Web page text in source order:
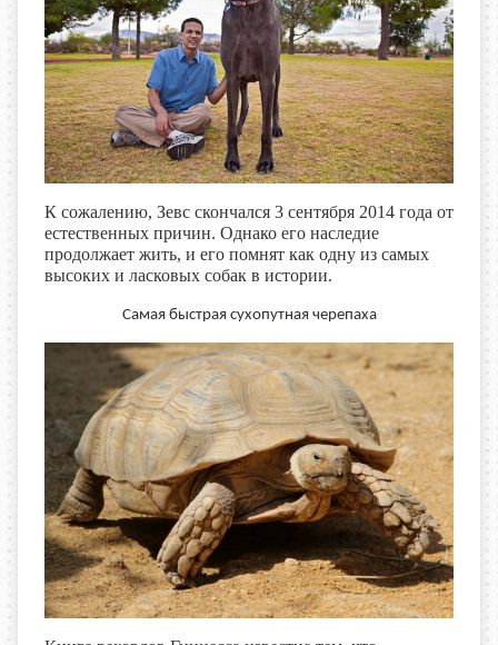
К сожалению, Зевс скончался 3 сентября 2014 года от
естественных причин. Однако его наследие
продолжает жить, и его помнят как одну из самых
высоких и ласковых собак в истории.
Самая быстрая сухопутная черепаха